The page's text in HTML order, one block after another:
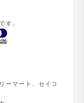
す。
ーマート、セイコ